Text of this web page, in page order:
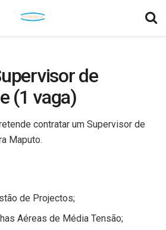
de
(1 vaga)
contratar um Supervisor de
Maputo.
de Projectos;
Aéreas de Média Tensão;